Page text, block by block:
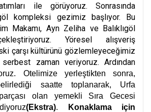
ile görüyoruz. Sonrasında
kompleksi gezimiz başlıyor. Bu
Makamı, Ayn Zeliha ve Balıklıgöl
Yöresel alışveriş
çarşı kültürünü gözlemleyeceğimiz
serbest zaman veriyoruz. Ardından
Otelimize yerleştikten sonra,
saatte toplanarak, Urfa
olan yemekli Sıra Gecesi
(Ekstra).
Konaklama için